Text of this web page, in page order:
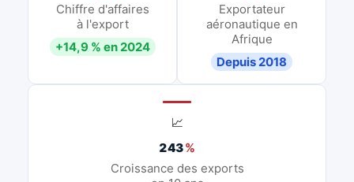
Chiffre d'affaires
à l'export
+14,9 % en 2024
Exportateur
aéronautique en
Afrique
Depuis 2018
📈
243%
Croissance des exports